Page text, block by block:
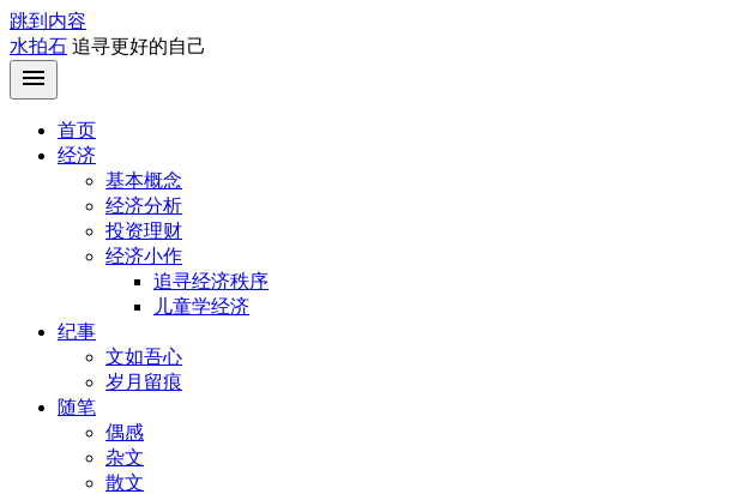
跳到内容
水拍石 追寻更好的自己
首页
经济
基本概念
经济分析
投资理财
经济小作
追寻经济秩序
儿童学经济
纪事
文如吾心
岁月留痕
随笔
偶感
杂文
散文